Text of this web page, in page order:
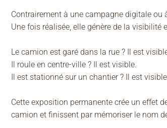
Contrairement à une campagne digitale
Une fois réalisée, elle génère de la visibilité
Le camion est garé dans la rue ? Il est
Il roule en centre-ville ? Il est visible.
Il est stationné sur un chantier ? Il est
Cette exposition permanente crée un effet
camion et finissent par mémoriser le nom